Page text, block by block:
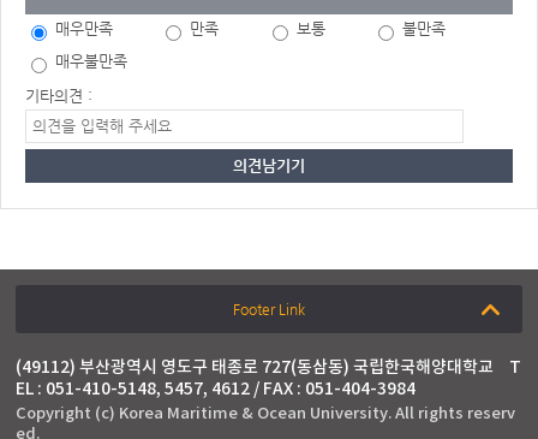
매우만족 만족 보통
불만족
매우불만족
기타의견 :
Footer Link
(49112) 부산광역시 영도구 태종로 727(동삼동) 국립한국해양대학교
T
EL : 051-410-5148, 5457, 4612 / FAX : 051-404-3984
Copyright (c) Korea Maritime & Ocean University. All rights reserv
ed.